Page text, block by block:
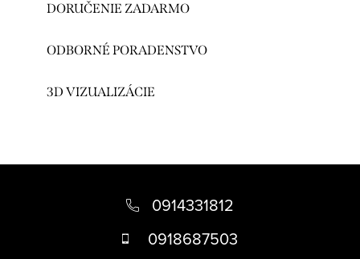
DORUČENIE ZADARMO
ODBORNÉ PORADENSTVO
3D VIZUALIZÁCIE
0914331812
0918687503